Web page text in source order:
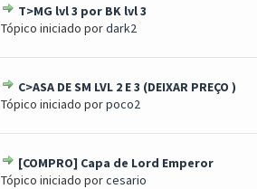
T>MG lvl 3 por BK lvl 3
Tópico iniciado pordark2
1 Voto(s) - 5 de 5 em média
C>ASA DE SM LVL 2 E 3 (DEIXAR PREÇO )
Tópico iniciado porpoco2
1 Voto(s) - 5 de 5 em média
12345
[COMPRO] Capa de Lord Emperor
Tópico iniciado porcesario
1 Voto(s) - 5 de 5 em média
1 2345